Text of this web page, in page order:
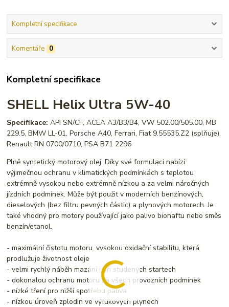
Kompletní specifikace
Komentáře 0
Kompletní specifikace
SHELL Helix Ultra 5W-40
Specifikace: API SN/CF, ACEA A3/B3/B4, VW 502.00/505.00, MB
229.5, BMW LL-01, Porsche A40, Ferrari, Fiat 9.55535.Z2 (splňuje),
Renault RN 0700/0710, PSA B71 2296
Plně syntetický motorový olej. Díky své formulaci nabízí
výjimečnou ochranu v klimatických podmínkách s teplotou
extrémně vysokou nebo extrémně nízkou a za velmi náročných
jízdních podmínek. Může být použit v moderních benzínových,
dieselových (bez filtru pevných částic) a plynových motorech. Je
také vhodný pro motory používající jako palivo bionaftu nebo směs
benzín/etanol.
- maximální čistotu motoru, vysokou oxidační stabilitu, která
prodlužuje životnost oleje
- velmi rychlý náběh mazání i při studených startech
- dokonalou ochranu motoru za všech provozních podmínek
- nízké tření pro nižší spotřebu paliva
- nízkou úroveň zplodin ve výfukových plynech